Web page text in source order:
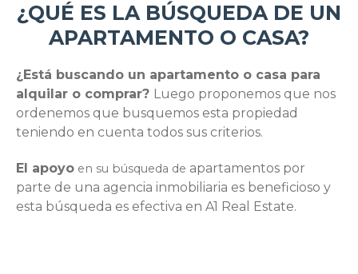
¿QUÉ ES LA BÚSQUEDA DE UN
APARTAMENTO O CASA?
¿Está buscando un apartamento o casa para
alquilar o comprar? Luego proponemos que nos
ordenemos que busquemos esta propiedad
teniendo en cuenta todos sus criterios.
El apoyo en su búsqueda de apartamentos por
parte de una agencia inmobiliaria es beneficioso y
esta búsqueda es efectiva en A1 Real Estate.